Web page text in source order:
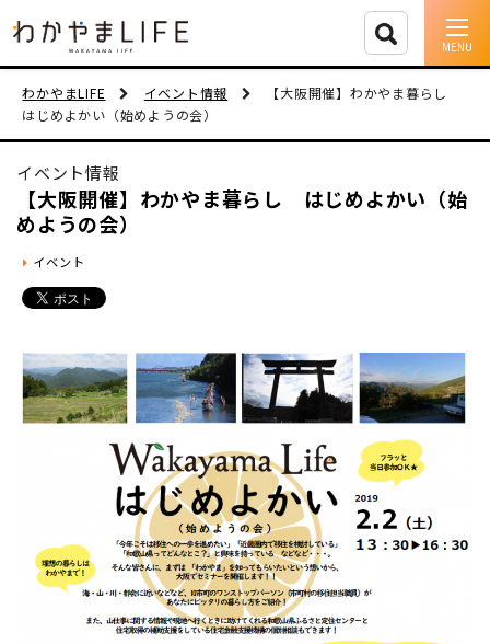
イベント情報
移住支援
人に会う
市町村を探す
移住者インタビュー
動画
地域おこし協力隊
わかやまLIFE イベント情報
【大阪開催】わかやま暮らし
はじめよかい（始めようの会）
イベント情報
【大阪開催】わかやま暮らし はじめよかい（始
めようの会）
イベント